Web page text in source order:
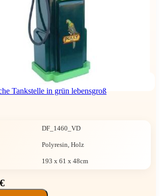
Tankstelle in grün lebensgroß
DF_1460_VD
Polyresin, Holz
193 x 61 x 48cm